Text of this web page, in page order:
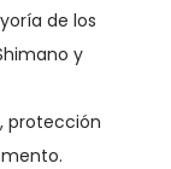
de los
y
protección